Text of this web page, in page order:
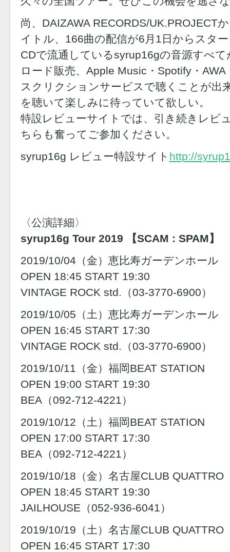
尚、DAIZAWA RECORDS/UK.PROJECT
イトル、166曲の配信が6月1日からスタ
CDで流通しているsyrup16gの音源すべ
ロード販売、Apple Music・Spotify・
スクリクションサービスで聴くことが出
を聴いて楽しみに待っていて欲しい。
特設レビューサイトでは、引き続きレビ
ちらも奮ってご参加ください。
syrup16g レビュー特設サイト http://
〈公演詳細〉
syrup16g Tour 2019 【SCAM : SPAM】
2019/10/04（金）恵比寿ガーデンホール
OPEN 18:45 START 19:30
VINTAGE ROCK std.（03-3770-6900）
2019/10/05（土）恵比寿ガーデンホール
OPEN 16:45 START 17:30
VINTAGE ROCK std.（03-3770-6900）
2019/10/11（金）福岡BEAT STATION
OPEN 19:00 START 19:30
BEA（092-712-4221）
2019/10/12（土）福岡BEAT STATION
OPEN 17:00 START 17:30
BEA（092-712-4221）
2019/10/18（金）名古屋CLUB QUATTRO
OPEN 18:45 START 19:30
JAILHOUSE（052-936-6041）
2019/10/19（土）名古屋CLUB QUATTRO
OPEN 16:45 START 17:30